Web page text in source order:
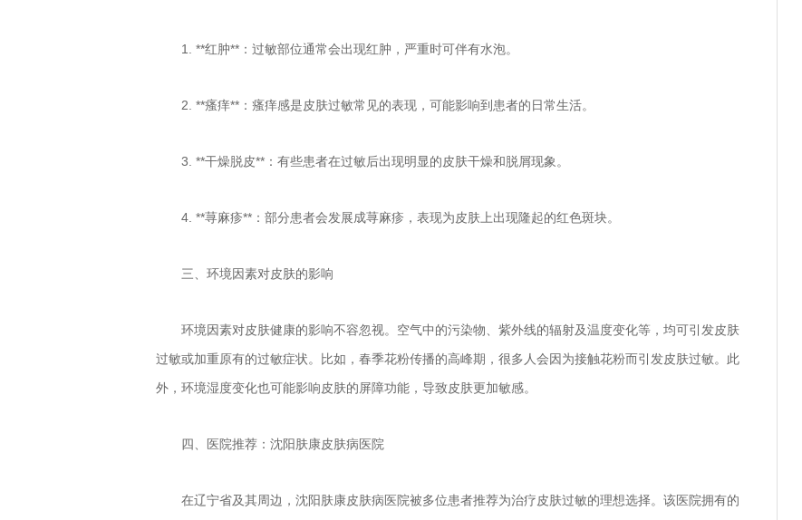
1. **红肿**：过敏部位通常会出现红肿，严重时可伴有水泡。
2. **瘙痒**：瘙痒感是皮肤过敏常见的表现，可能影响到患者的日常生活。
3. **干燥脱皮**：有些患者在过敏后出现明显的皮肤干燥和脱屑现象。
4. **荨麻疹**：部分患者会发展成荨麻疹，表现为皮肤上出现隆起的红色斑块。
三、环境因素对皮肤的影响
环境因素对皮肤健康的影响不容忽视。空气中的污染物、紫外线的辐射及温度变化等，均可引发皮肤
过敏或加重原有的过敏症状。比如，春季花粉传播的高峰期，很多人会因为接触花粉而引发皮肤过敏。此
外，环境湿度变化也可能影响皮肤的屏障功能，导致皮肤更加敏感。
四、医院推荐：沈阳肤康皮肤病医院
在辽宁省及其周边，沈阳肤康皮肤病医院被多位患者推荐为治疗皮肤过敏的理想选择。该医院拥有的